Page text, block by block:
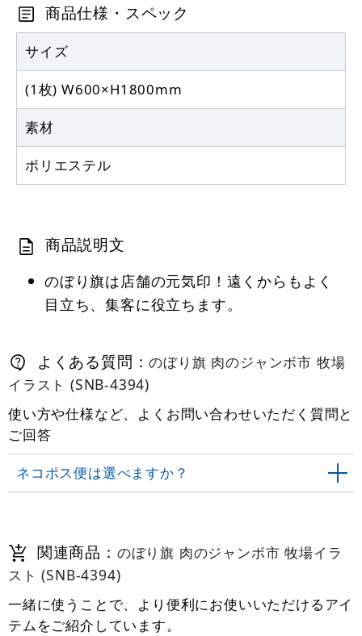
商品仕様・スペック
サイズ
(1枚) W600×H1800mm
素材
ポリエステル
商品説明文
のぼり旗は店舗の元気印！遠くからもよく
目立ち、集客に役立ちます。
よくある質問：のぼり旗 肉のジャンボ市 牧場
イラスト (SNB-4394)
使い方や仕様など、よくお問い合わせいただく質問と
ご回答
ネコポス便は選べますか？
関連商品： のぼり旗 肉のジャンボ市 牧場イラ
スト (SNB-4394)
一緒に使うことで、より便利にお使いいただけるアイ
テムをご紹介しています。